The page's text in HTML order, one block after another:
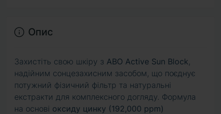
Опис
Захистіть свою шкіру з ABO Active Sun Block,
надійним сонцезахисним засобом, що поєднує
потужний фізичний фільтр та натуральні
екстракти для комплексного догляду. Формула
на основі оксиду цинку (192,000 ppm)